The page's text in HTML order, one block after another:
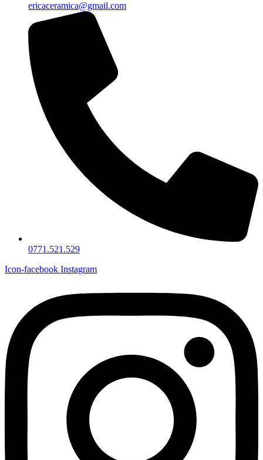
ericaceramica@gmail.com
0771.521.529
Icon-facebook Instagram